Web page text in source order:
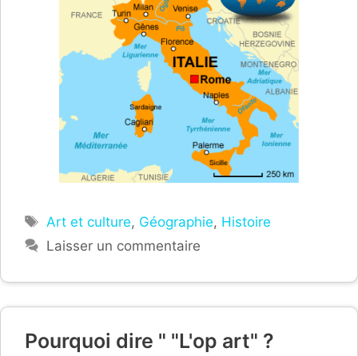
Étiquettes
Art et culture, Géographie, Histoire
Laisser un commentaire
Pourquoi dire " "L'op art" ?